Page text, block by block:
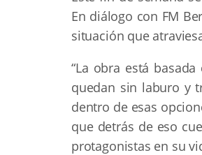
En diálogo con FM
situación que
“La obra está
quedan sin laburo y
dentro de esas
que detrás de eso
protagonistas en su